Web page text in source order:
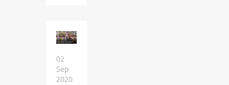
02
Sep
2020